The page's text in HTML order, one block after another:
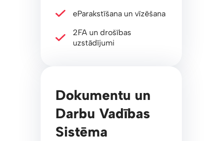
eParakstīšana un vīzēšana
2FA un drošības
uzstādījumi
Dokumentu un
Darbu Vadības
Sistēma